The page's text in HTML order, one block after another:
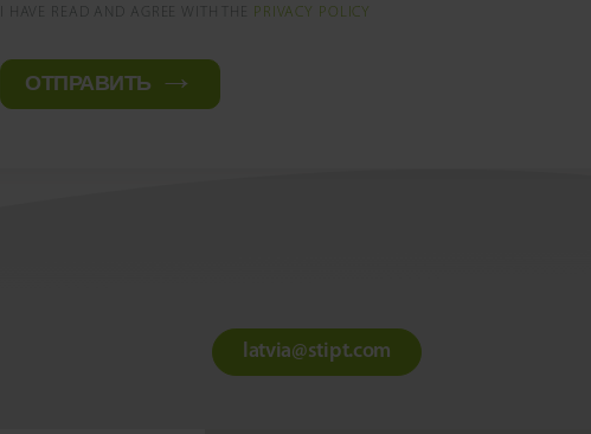
I HAVE READ AND AGREE WITH THE PRIVACY POLICY
ОТПРАВИТЬ
latvia@stipt.com